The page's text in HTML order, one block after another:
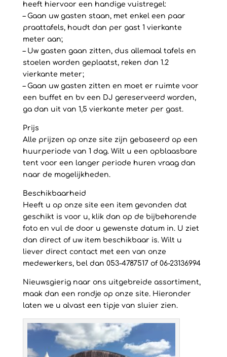
heeft hiervoor een handige vuistregel:
– Gaan uw gasten staan, met enkel een paar
praattafels, houdt dan per gast 1 vierkante
meter aan;
– Uw gasten gaan zitten, dus allemaal tafels en
stoelen worden geplaatst, reken dan 1.2
vierkante meter;
– Gaan uw gasten zitten en moet er ruimte voor
een buffet en bv een DJ gereserveerd worden,
ga dan uit van 1,5 vierkante meter per gast.
Prijs
Alle prijzen op onze site zijn gebaseerd op een
huurperiode van 1 dag. Wilt u een opblaasbare
tent voor een langer periode huren vraag dan
naar de mogelijkheden.
Beschikbaarheid
Heeft u op onze site een item gevonden dat
geschikt is voor u, klik dan op de bijbehorende
foto en vul de door u gewenste datum in. U ziet
dan direct of uw item beschikbaar is. Wilt u
liever direct contact met een van onze
medewerkers, bel dan 053-4787517 of 06-23136994
Nieuwsgierig naar ons uitgebreide assortiment,
maak dan een rondje op onze site. Hieronder
laten we u alvast een tipje van sluier zien.